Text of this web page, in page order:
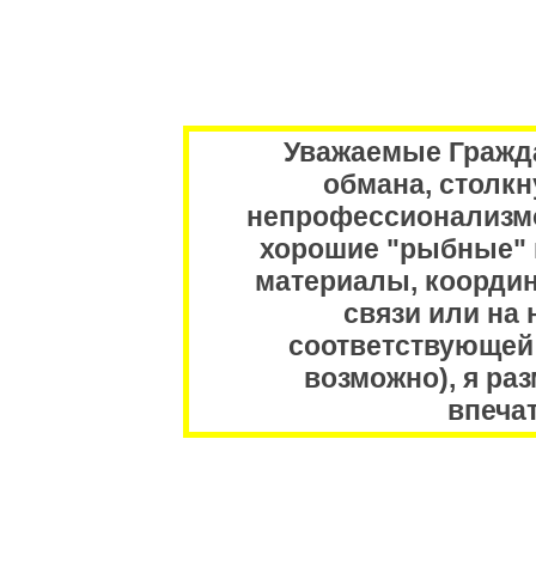
Уважаемые
обмана,
хорошие "рыбные"
материалы,
связи или
возможно), я